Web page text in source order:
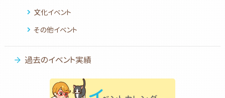
文化イベント
その他イベント
過去のイベント実績